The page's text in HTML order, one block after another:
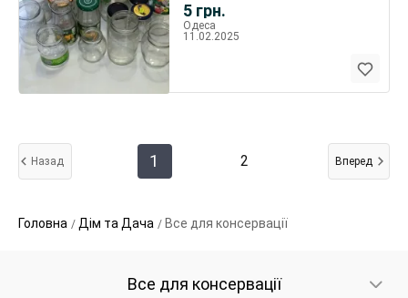
5 грн.
стекло . Ёмкость
Одеса
11.02.2025
Назад 1 2 Вперед
Головна Дім та Дача Все для консервації
Все для консервації